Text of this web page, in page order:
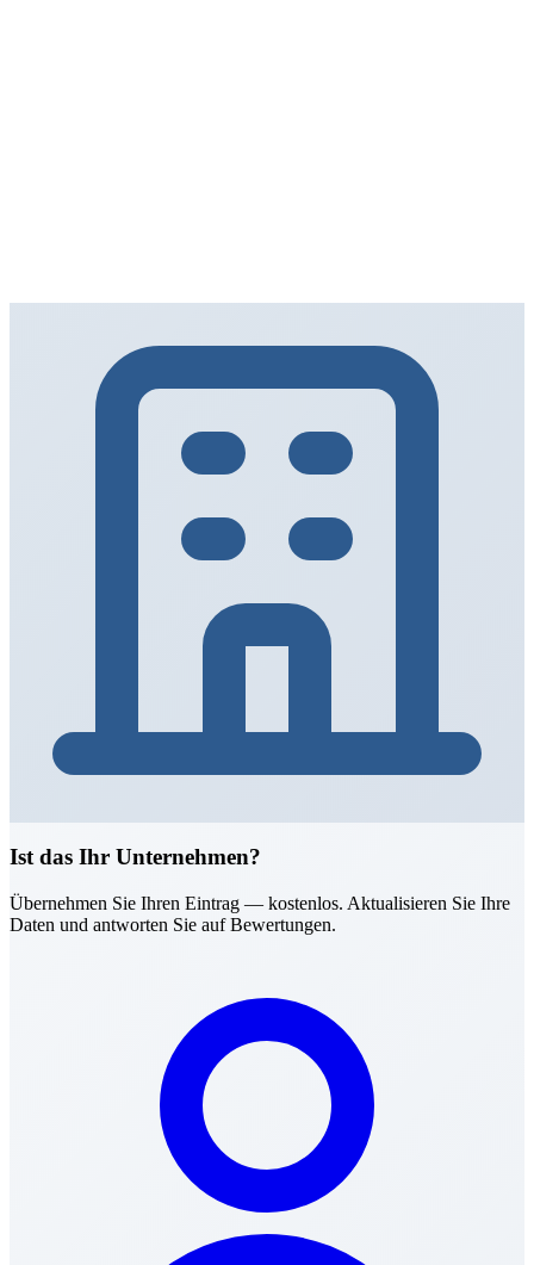
Ist das Ihr Unternehmen?
Übernehmen Sie Ihren Eintrag — kostenlos. Aktualisieren Sie Ihre
Daten und antworten Sie auf Bewertungen.